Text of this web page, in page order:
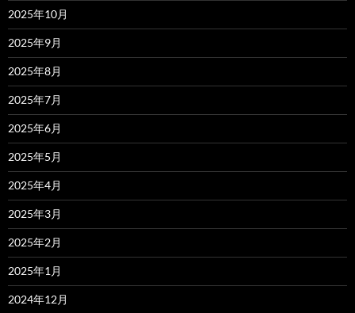
2025年10月
2025年9月
2025年8月
2025年7月
2025年6月
2025年5月
2025年4月
2025年3月
2025年2月
2025年1月
2024年12月